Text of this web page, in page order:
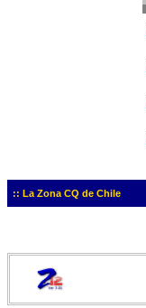
:: La Zona CQ de Chile